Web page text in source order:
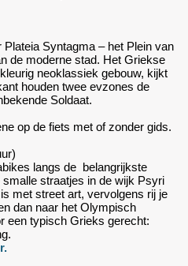
Syntagma – het Plein van
de moderne stad. Het Griekse
neoklassiek gebouw, kijkt
houden twee evzones de
Soldaat.
op de fiets met of zonder gids.
langs de belangrijkste
straatjes in de wijk Psyri
met street art, vervolgens rij je
dan naar het Olympisch
een typisch Grieks gerecht: